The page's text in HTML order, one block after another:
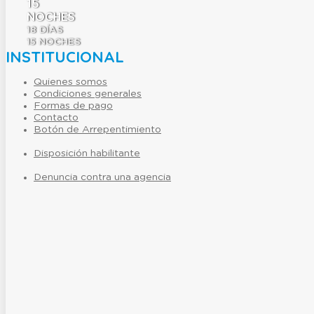
15
NOCHES
18DÍAS
15NOCHES
INSTITUCIONAL
Quienes somos
Condiciones generales
Formas de pago
Contacto
Botón de Arrepentimiento
Disposición habilitante
Denuncia contra una agencia